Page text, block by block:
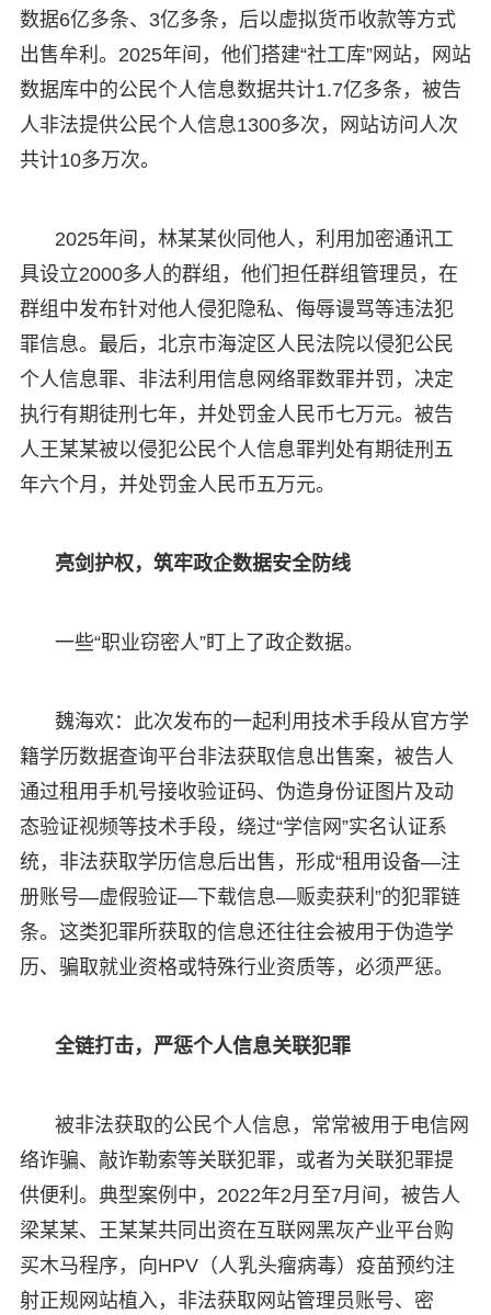
数据6亿多条、3亿多条，后以虚拟货币收款等方式
出售牟利。2025年间，他们搭建“社工库”网站，网站
数据库中的公民个人信息数据共计1.7亿多条，被告
人非法提供公民个人信息1300多次，网站访问人次
共计10多万次。
2025年间，林某某伙同他人，利用加密通讯工
具设立2000多人的群组，他们担任群组管理员，在
群组中发布针对他人侵犯隐私、侮辱谩骂等违法犯
罪信息。最后，北京市海淀区人民法院以侵犯公民
个人信息罪、非法利用信息网络罪数罪并罚，决定
执行有期徒刑七年，并处罚金人民币七万元。被告
人王某某被以侵犯公民个人信息罪判处有期徒刑五
年六个月，并处罚金人民币五万元。
亮剑护权，筑牢政企数据安全防线
一些“职业窃密人”盯上了政企数据。
魏海欢：此次发布的一起利用技术手段从官方学
籍学历数据查询平台非法获取信息出售案，被告人
通过租用手机号接收验证码、伪造身份证图片及动
态验证视频等技术手段，绕过“学信网”实名认证系
统，非法获取学历信息后出售，形成“租用设备—注
册账号—虚假验证—下载信息—贩卖获利”的犯罪链
条。这类犯罪所获取的信息还往往会被用于伪造学
历、骗取就业资格或特殊行业资质等，必须严惩。
全链打击，严惩个人信息关联犯罪
被非法获取的公民个人信息，常常被用于电信网
络诈骗、敲诈勒索等关联犯罪，或者为关联犯罪提
供便利。典型案例中，2022年2月至7月间，被告人
梁某某、王某某共同出资在互联网黑灰产业平台购
买木马程序，向HPV（人乳头瘤病毒）疫苗预约注
射正规网站植入，非法获取网站管理员账号、密